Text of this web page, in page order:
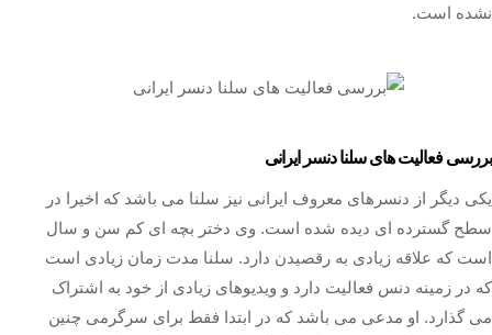
نشده است.
بررسی فعالیت های سلنا دنسر ایرانی
یکی دیگر از دنسرهای معروف ایرانی نیز سلنا می باشد که اخیرا در
سطح گسترده ای دیده شده است. وی دختر بچه ای کم سن و سال
است که علاقه زیادی به رقصیدن دارد. سلنا مدت زمان زیادی است
که در زمینه دنس فعالیت دارد و ویدیوهای زیادی از خود به اشتراک
می گذارد. او مدعی می باشد که در ابتدا فقط برای سرگرمی چنین